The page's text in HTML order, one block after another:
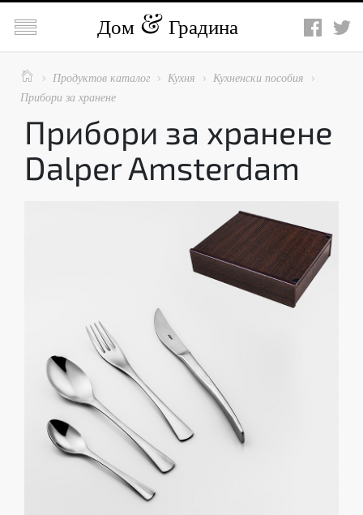
 Дом Градина
  Продуктов каталог  Кухня  Кухненски пособия 
Прибори за хранене
Прибори за хранене
Dalper Amsterdam